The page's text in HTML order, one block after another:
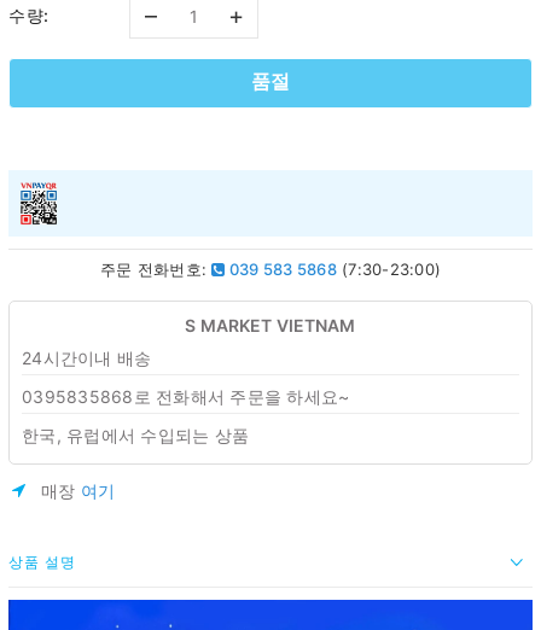
수량: – +
품절
주문 전화번호: 039 583 5868(7:30-23:00)
S MARKET VIETNAM
24시간이내 배송
0395835868로 전화해서 주문을 하세요~
한국, 유럽에서 수입되는 상품
매장 여기
상품 설명